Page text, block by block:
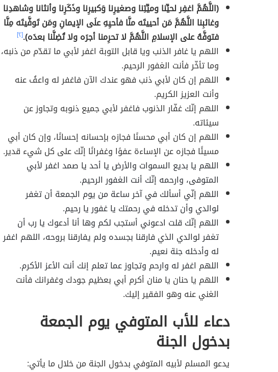
(اللَّهُمَّ اغفِر لحيِّنا وميِّتِنا وصغيرِنا وَكبيرِنا وذَكَرِنا وأنثانا وشاهدِنا
وغائبِنا اللَّهُمَّ مَن أحييتَه منَّا فأحيِهِ علَى الإيمانِ ومَن تَوفَّيتَه مِنَّا
فتوفَّهُ على الإسلامِ اللَّهُمَّ لا تحرِمنا أجرَه ولا تُضِلَّنا بعدَه).[٢]
اللهم يا غافر الذنب ويا قابل التوبة اغفر لأبي ما تقدّم من ذنبه،
وما تأخّر فأنت الغفور الرحيم.
اللهم إن كان لأبي ذنب فهو عندك الآن فاغفر له واعفُ عنه
وأنت العزيز الكريم.
اللهم إنّك غفّار الذنوب فاغفر لأبي جميع ذنوبه وتجاوز عن
سيئاته.
اللهم إن كان أبي محسنًا فجازه بإحسانه إحسانًا، وإن كان أبي
مسيئًا فجازه عن الإساءة عفوًا وغفرانًا إنّك على كل شيء قدير.
اللهم يا بديع السموات والأرض يا أحد يا صمد اغفر لأبي
المتوفى، وارحمه إنّك أنت الغفور الرحيم.
اللهم إنّي أسألك في آخر ساعة من يوم الجمعة أن تغفر
لوالدي وأن تدخله في رحمتك يا غفور يا رحيم.
اللهم إنّك قلت ادعوني أستجب لكم وها أنا أدعوك يا رب أن
تغفر لوالدي الذي فارقنا بجسده ولم يفارقنا بروحه، اللهم اغفر
له وأدخله جنة نعيم.
اللهم اغفر له وارحم وتجاوز عما تعلم إنك أنت الأعز الأكرم.
اللهم يا حنان يا منان أكرم أبي بعظيم جودك وغفرانك فأنت
الغني عنه وهو الفقير إليك.
دعاء للأب المتوفي يوم الجمعة
بدخول الجنة
يدعو المسلم لأبيه المتوفي بدخول الجنة من خلال ما يأتي: